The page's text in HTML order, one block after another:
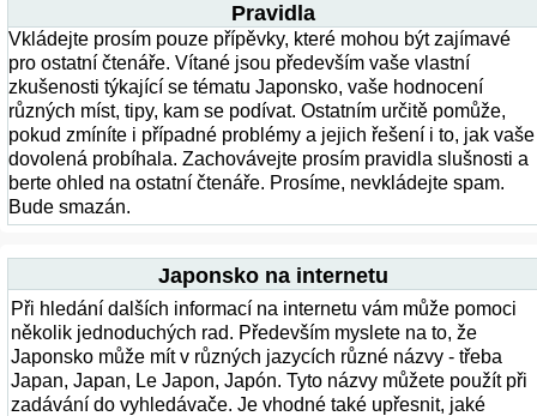
Pravidla
Vkládejte prosím pouze přípěvky, které mohou být zajímavé
pro ostatní čtenáře. Vítané jsou především vaše vlastní
zkušenosti týkající se tématu Japonsko, vaše hodnocení
různých míst, tipy, kam se podívat. Ostatním určitě pomůže,
pokud zmíníte i případné problémy a jejich řešení i to, jak vaše
dovolená probíhala. Zachovávejte prosím pravidla slušnosti a
berte ohled na ostatní čtenáře. Prosíme, nevkládejte spam.
Bude smazán.
Japonsko na internetu
Při hledání dalších informací na internetu vám může pomoci
několik jednoduchých rad. Především myslete na to, že
Japonsko může mít v různých jazycích různé názvy - třeba
Japan, Japan, Le Japon, Japón. Tyto názvy můžete použít při
zadávání do vyhledávače. Je vhodné také upřesnit, jaké